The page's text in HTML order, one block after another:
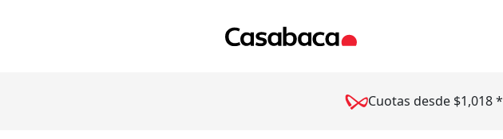
Cuotas desde $1,018 *